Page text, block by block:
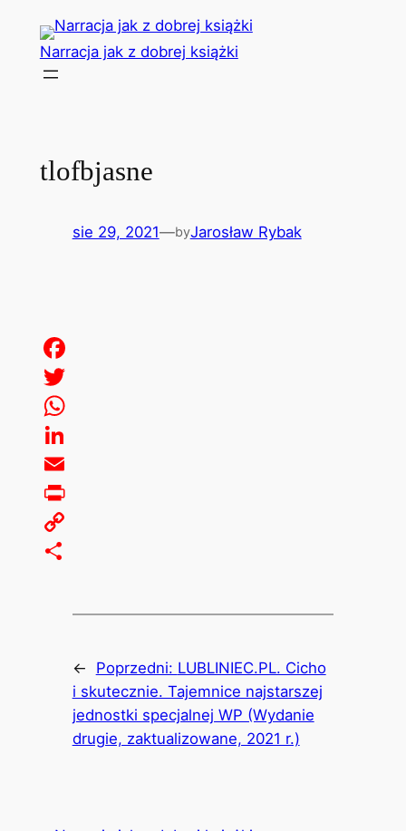
Przejdź
treści
Narracja jak z dobrej książki
tlofbjasne
sie 29, 2021—byJarosław Rybak
Facebook
Twitter
WhatsApp
LinkedIn
Email
Print
Copy
← Poprzedni: LUBLINIEC.PL. Cicho
i skutecznie. Tajemnice najstarszej
jednostki specjalnej WP (Wydanie
drugie, zaktualizowane, 2021 r.)